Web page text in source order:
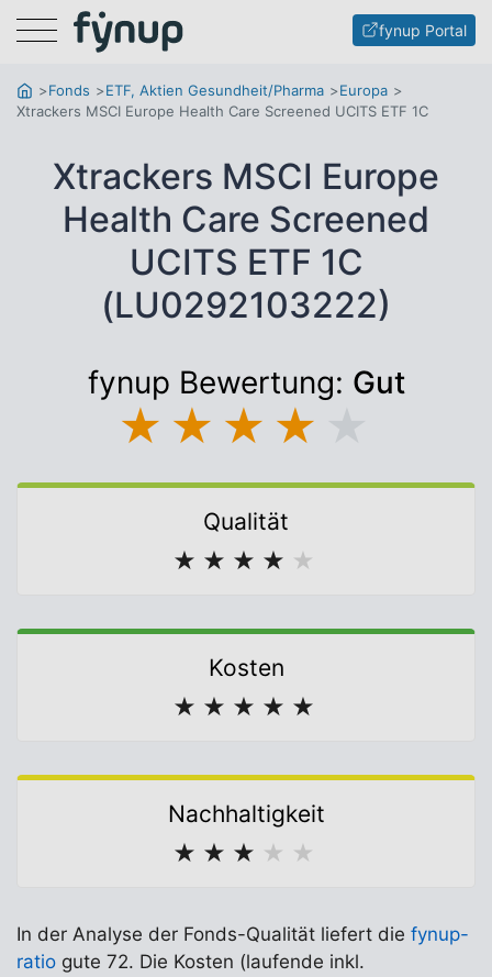
Menu fynup Portal
Fonds ETF, Aktien Gesundheit/Pharma
Europa
Xtrackers MSCI Europe Health Care Screened UCITS ETF 1C
Xtrackers MSCI Europe
Health Care Screened
UCITS ETF 1C
(LU0292103222)
fynup Bewertung: Gut
★ ★ ★ ★
Qualität
★ ★ ★ ★ ★
Kosten
★ ★ ★ ★ ★
Nachhaltigkeit
★ ★ ★ ★ ★
In der Analyse der Fonds-Qualität liefert die fynup-
ratio gute 72. Die Kosten (laufende inkl.